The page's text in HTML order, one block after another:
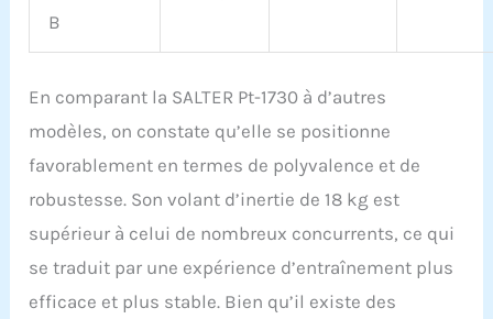
B
En comparant la SALTER Pt-1730 à d’autres
modèles, on constate qu’elle se positionne
favorablement en termes de polyvalence et de
robustesse. Son volant d’inertie de 18 kg est
supérieur à celui de nombreux concurrents, ce qui
se traduit par une expérience d’entraînement plus
efficace et plus stable. Bien qu’il existe des